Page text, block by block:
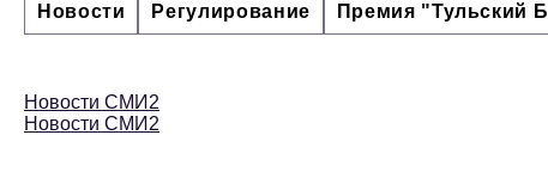
Новости Регулирование Премия "Тульский
Новости СМИ2
Новости СМИ2